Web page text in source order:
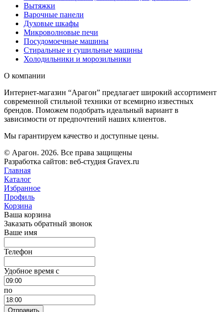
Вытяжки
Варочные панели
Духовые шкафы
Микроволновые печи
Посудомоечные машины
Стиральные и сушильные машины
Холодильники и морозильники
О компании
Интернет-магазин “Арагон” предлагает широкий ассортимент
современной стильной техники от всемирно известных
брендов. Поможем подобрать идеальный вариант в
зависимости от предпочтений наших клиентов.
Мы гарантируем качество и доступные цены.
© Арагон. 2026. Все права защищены
Разработка сайтов: веб-студия Gravex.ru
Главная
Каталог
Избранное
Профиль
Корзина
Ваша корзина
Заказать обратный звонок
Ваше имя
Телефон
Удобное время c
по
Отправить